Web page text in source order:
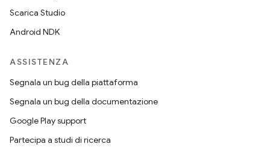
Scarica Studio
Android NDK
ASSISTENZA
Segnala un bug della piattaforma
Segnala un bug della documentazione
Google Play support
Partecipa a studi di ricerca